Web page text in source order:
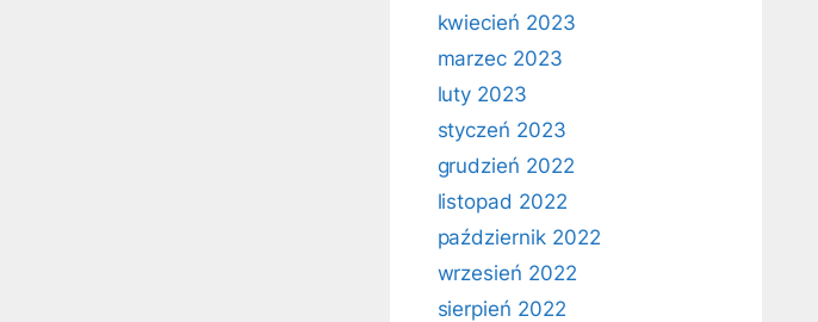
kwiecień 2023
marzec 2023
luty 2023
styczeń 2023
grudzień 2022
listopad 2022
październik 2022
wrzesień 2022
sierpień 2022